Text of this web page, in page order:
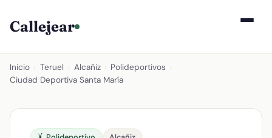
Callejear
Inicio Teruel Alcañiz Polideportivos
Ciudad Deportiva Santa María